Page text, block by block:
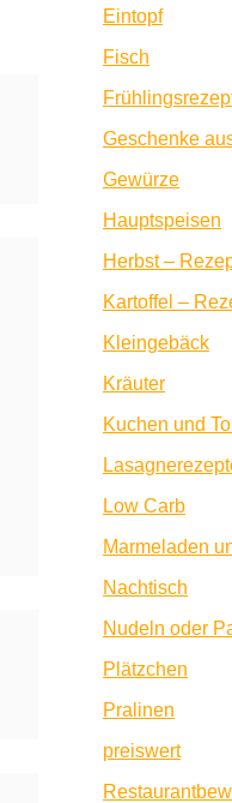
Eintopf
Fisch
Geschenke
Gewürze
Hauptspeisen
Herbst –
Kartoffel –
Kleingebäck
Kräuter
Kuchen und
Low Carb
Marmeladen
Nachtisch
Nudeln oder
Plätzchen
Pralinen
preiswert